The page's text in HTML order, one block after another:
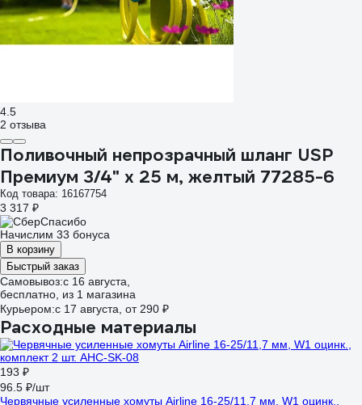
4.5
2 отзыва
Поливочный непрозрачный шланг USP
Премиум 3/4" х 25 м, желтый 77285-6
Код товара: 16167754
3 317 ₽
Начислим 33 бонуса
В корзину
Быстрый заказ
Самовывоз:c 16 августа,
бесплатно , из 1 магазина
Курьером:c 17 августа, от 290 ₽
Расходные материалы
193 ₽
96.5 ₽/шт
Червячные усиленные хомуты Airline 16-25/11,7 мм, W1 оцинк.,